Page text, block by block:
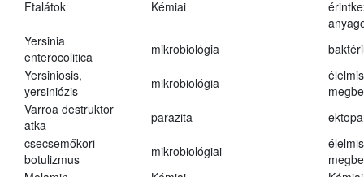
Ftalátok Kémiai
Yersinia
enterocolitica
mikrobiológia
Yersiniosis,
yersiniózis
mikrobiológia
Varroa destruktor
atka
parazita
csecsemőkori
botulizmus
mikrobiológiai